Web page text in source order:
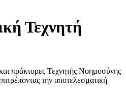
Τεχνητή
πράκτορες Τεχνητής Νοημοσύνης
την αποτελεσματική